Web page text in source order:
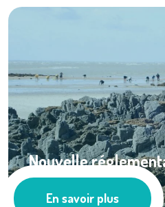
Nouvelle
pêche à pied ...
Les actus
En savoir plus